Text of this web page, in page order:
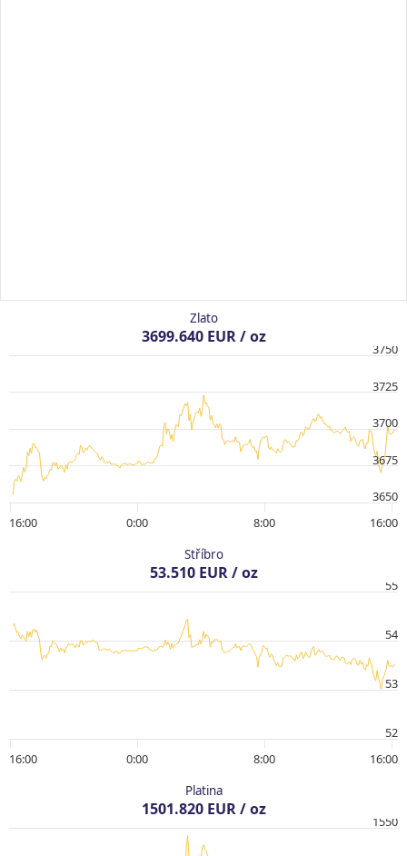
Zlato
3699.640 EUR / oz
16:00 0:00 8:00 16:00
3650
3675
3700
3725
3750
Stříbro
53.510 EUR / oz
16:00 0:00 8:00 16:00
52
53
54
55
Platina
1501.820 EUR / oz
1550